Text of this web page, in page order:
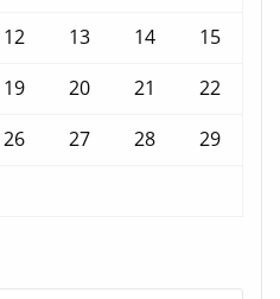
12 13 14
15
19 20 21
22
26 27 28
29